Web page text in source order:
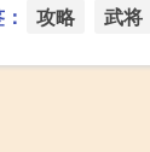
攻略 武将